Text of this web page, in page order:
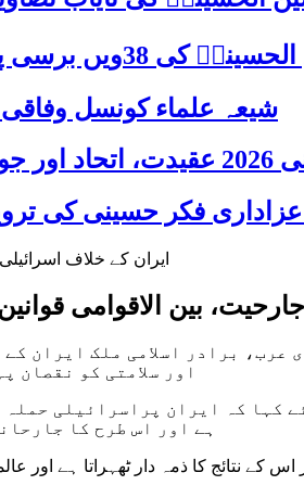
علامہ ساجد علی نقوی کا اہم پیغام
شیعہ علماء کونسل
شریک
جارحیت، بین الاقوامی
برادر اسلامی ملک ایران
اور سلامتی کو نقصان
کہا کہ ایران پراسرائیلی
ہے اور اس طرح کا
نتائج کا ذمہ دار ٹھہراتا ہے اور